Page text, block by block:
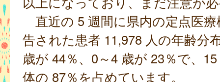
直近の 5 週間に県内の定点医
告された患者 11,978 人の年齢分
歳が 44％、0～4 歳が 23％で、
体の 87％を占めています。